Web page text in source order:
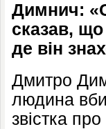
Димнич:
сказав,
де він
Дмитро
людина
звістка